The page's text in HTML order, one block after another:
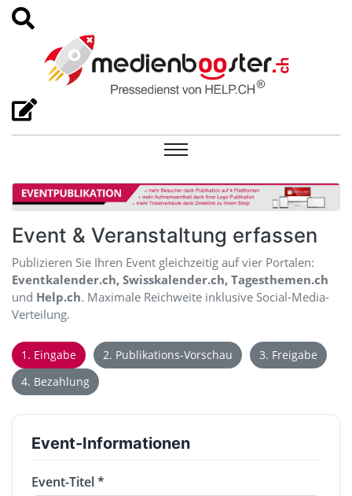
Event & Veranstaltung erfassen
Publizieren Sie Ihren Event gleichzeitig auf vier Portalen:
Eventkalender.ch, Swisskalender.ch, Tagesthemen.ch
und Help.ch. Maximale Reichweite inklusive Social-Media-
Verteilung.
1. Eingabe 2. Publikations-Vorschau
3. Freigabe
4. Bezahlung
Event-Informationen
Event-Titel *